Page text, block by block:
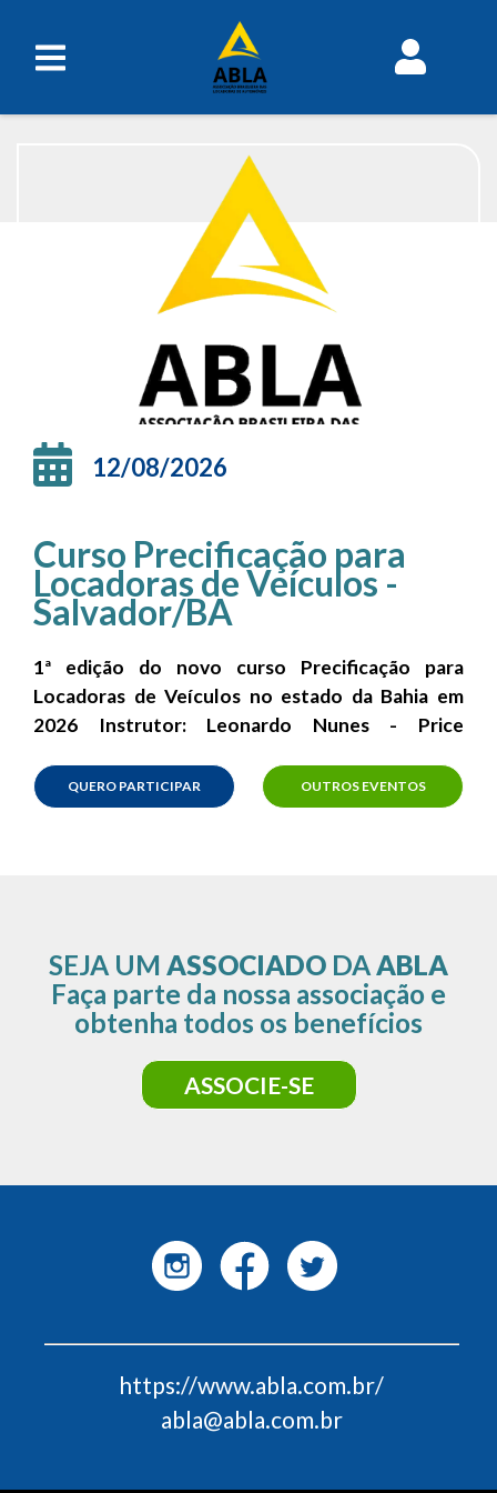
EVENTOS
12/08/2026
Curso Precificação para
Locadoras de Veículos -
Salvador/BA
1ª edição do novo curso Precificação para
Locadoras de Veículos no estado da Bahia em
2026 Instrutor: Leonardo Nunes - Price
QUERO PARTICIPAR OUTROS EVENTOS
SEJA UM ASSOCIADO DA ABLA
Faça parte da nossa associação e
obtenha todos os benefícios
ASSOCIE-SE
https://www.abla.com.br/
abla@abla.com.br